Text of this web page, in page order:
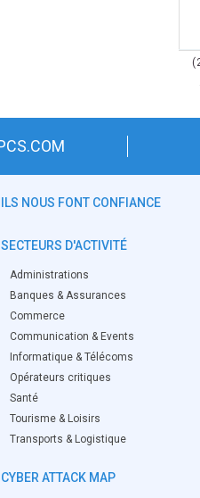
ILS NOUS FONT CONFIANCE
SECTEURS D'ACTIVITÉ
Administrations
Banques & Assurances
Commerce
Communication & Events
Informatique & Télécoms
Opérateurs critiques
Santé
Tourisme & Loisirs
Transports & Logistique
CYBER ATTACK MAP